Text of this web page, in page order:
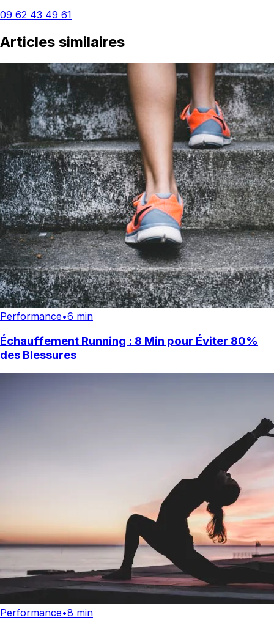
09 62 43 49 61
Articles similaires
Performance•6 min
Échauffement Running : 8 Min pour Éviter 80%
des Blessures
Performance•8 min